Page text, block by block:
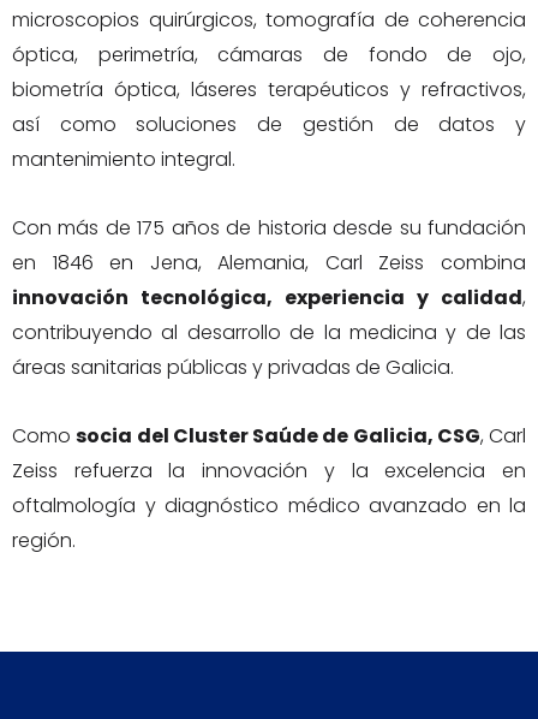
microscopios quirúrgicos, tomografía de coherencia
óptica, perimetría, cámaras de fondo de ojo,
biometría óptica, láseres terapéuticos y refractivos,
así como soluciones de gestión de datos y
mantenimiento integral.
Con más de 175 años de historia desde su fundación
en 1846 en Jena, Alemania, Carl Zeiss combina
innovación tecnológica, experiencia y calidad,
contribuyendo al desarrollo de la medicina y de las
áreas sanitarias públicas y privadas de Galicia.
Comosocia del Cluster Saúde de Galicia, CSG, Carl
Zeiss refuerza la innovación y la excelencia en
oftalmología y diagnóstico médico avanzado en la
región.